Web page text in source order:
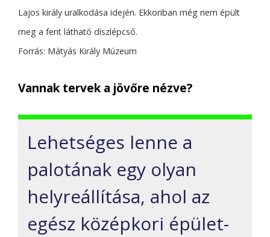
Lajos király uralkodása idején. Ekkoriban még nem épült
meg a fent látható díszlépcső.
Forrás: Mátyás Király Múzeum
Vannak tervek a jövőre nézve?
Lehetséges lenne a
palotának egy olyan
helyreállítása, ahol az
egész középkori épület-